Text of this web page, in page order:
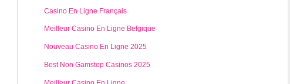
Casino En Ligne Français
Meilleur Casino En Ligne Belgique
Nouveau Casino En Ligne 2025
Best Non Gamstop Casinos 2025